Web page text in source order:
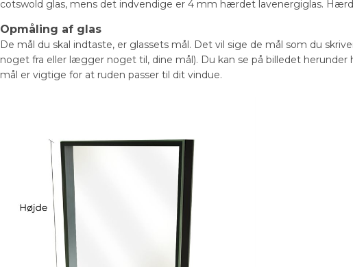
cotswold glas, mens det indvendige er 4 mm hærdet lavenergiglas.
Opmåling af glas
De mål du skal indtaste, er glassets mål. Det vil sige de mål som du
noget fra eller lægger noget til, dine mål). Du kan se på billedet herunder
mål er vigtige for at ruden passer til dit vindue.